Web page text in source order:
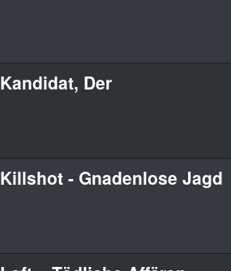
Kandidat, Der
Killshot - Gnadenlose Jagd